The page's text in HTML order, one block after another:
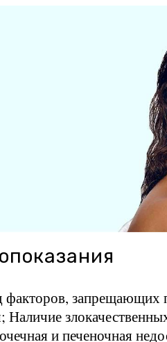
факторов, запрещающих
Наличие
и печеночная